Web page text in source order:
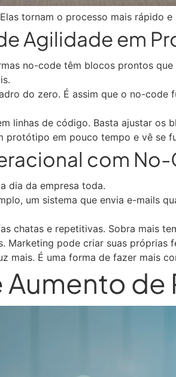
tornam o processo mais rápido
Agilidade em
no-code têm blocos prontos
do zero. É assim que o no-code
linhas de código. Basta ajustar os
protótipo em pouco tempo e vê se
com
dia da empresa toda.
um sistema que envia e-mails
chatas e repetitivas. Sobra mais
Marketing pode criar suas próprias
mais. É uma forma de fazer mais
Aumento